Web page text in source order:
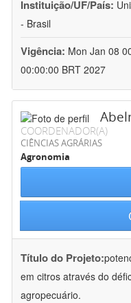
Instituição/UF/País:
- Brasil
Vigência: Mon Jan 08
00:00:00 BRT 2027
COORDENADOR(A)
CIÊNCIAS AGRÁRIAS
Agronomia
Título do Projeto:
em citros através do
agropecuário.